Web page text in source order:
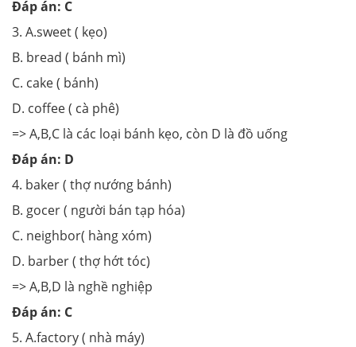
Đáp án: C
3. A.sweet ( kẹo)
B. bread ( bánh mì)
C. cake ( bánh)
D. coffee ( cà phê)
=> A,B,C là các loại bánh kẹo, còn D là đồ uống
Đáp án: D
4. baker ( thợ nướng bánh)
B. gocer ( người bán tạp hóa)
C. neighbor( hàng xóm)
D. barber ( thợ hớt tóc)
=> A,B,D là nghề nghiệp
Đáp án: C
5. A.factory ( nhà máy)